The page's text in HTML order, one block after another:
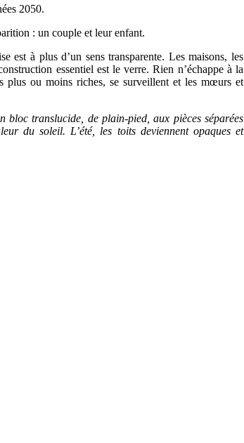
2050.
: un couple et leur enfant.
est à plus d’un sens transparente. Les maisons, les
essentiel est le verre. Rien n’échappe à la
plus ou moins riches, se surveillent et les mœurs et
bloc translucide, de plain-pied, aux pièces séparées
du soleil. L’été, les toits deviennent opaques et